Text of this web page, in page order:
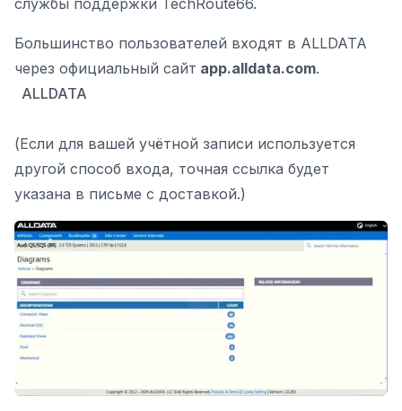
Большинство пользователей входят в ALLDATA
через официальный сайт app.alldata.com.
ALLDATA
(Если для вашей учётной записи используется
другой способ входа, точная ссылка будет
указана в письме с доставкой.)